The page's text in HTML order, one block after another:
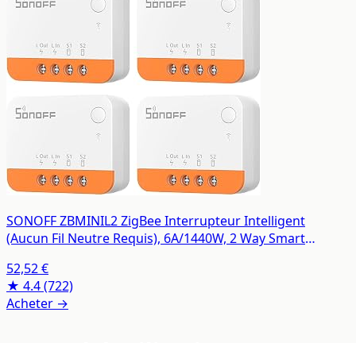
SONOFF ZBMINIL2 ZigBee Interrupteur Intelligent
(Aucun Fil Neutre Requis), 6A/1440W, 2 Way Smart
Assistant, SONOFF ZigBee Hub Requis (4 Pack)
52,52 €
★ 4.4(722)
Acheter →